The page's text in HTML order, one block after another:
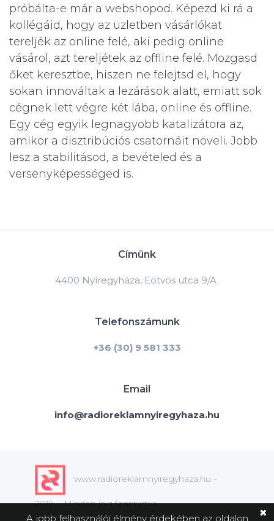
próbálta-e már a webshopod. Képezd ki rá a
kollégáid, hogy az üzletben vásárlókat
tereljék az online felé, aki pedig online
vásárol, azt tereljétek az offline felé. Mozgasd
őket keresztbe, hiszen ne felejtsd el, hogy
sokan innováltak a lezárások alatt, emiatt sok
cégnek lett végre két lába, online és offline.
Egy cég egyik legnagyobb katalizátora az,
amikor a disztribúciós csatornáit növeli. Jobb
lesz a stabilitásod, a bevételed és a
versenyképességed is.
Címünk
4400 Nyíregyháza, Eötvös utca 9/A.
Telefonszámunk
+36 (30) 9 581 333
Email
info@radioreklamnyiregyhaza.hu
www.radioreklamnyiregyhaza.hu -
2019. - Minden jog fenntartva.
A jobb felhasználói élmény érdekében az oldalon ✖